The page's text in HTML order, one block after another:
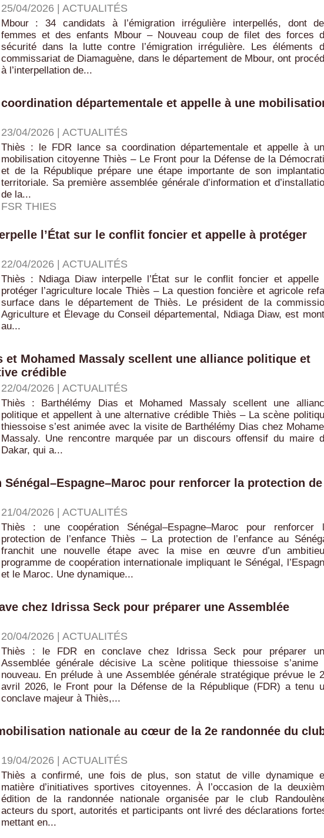
25/04/2026| ACTUALITÉS
Mbour : 34 candidats à l’émigration irrégulière interpellés, dont
femmes et des enfants Mbour – Nouveau coup de filet des forces
sécurité dans la lutte contre l’émigration irrégulière. Les éléments
commissariat de Diamaguène, dans le département de Mbour, ont
à l’interpellation de...
départementale et appelle à une
23/04/2026| ACTUALITÉS
Thiès : le FDR lance sa coordination départementale et appelle à
mobilisation citoyenne Thiès – Le Front pour la Défense de la
et de la République prépare une étape importante de son
territoriale. Sa première assemblée générale d’information et
de la...
FSR THIES
l’État sur le conflit foncier et appelle à protéger
22/04/2026| ACTUALITÉS
Thiès : Ndiaga Diaw interpelle l’État sur le conflit foncier et appelle
protéger l’agriculture locale Thiès – La question foncière et agricole
surface dans le département de Thiès. Le président de la
Agriculture et Élevage du Conseil départemental, Ndiaga Diaw, est
au...
et Mohamed Massaly scellent une alliance politique et
crédible
22/04/2026| ACTUALITÉS
Thiès : Barthélémy Dias et Mohamed Massaly scellent une
politique et appellent à une alternative crédible Thiès – La scène
thiessoise s’est animée avec la visite de Barthélémy Dias chez
Massaly. Une rencontre marquée par un discours offensif du maire
Dakar, qui a...
pour renforcer la protection de
21/04/2026| ACTUALITÉS
Thiès : une coopération Sénégal–Espagne–Maroc pour renforcer
protection de l’enfance Thiès – La protection de l’enfance au
franchit une nouvelle étape avec la mise en œuvre d’un
programme de coopération internationale impliquant le Sénégal,
et le Maroc. Une dynamique...
chez Idrissa Seck pour préparer une Assemblée
20/04/2026| ACTUALITÉS
Thiès : le FDR en conclave chez Idrissa Seck pour préparer
Assemblée générale décisive La scène politique thiessoise s’anime
nouveau. En prélude à une Assemblée générale stratégique prévue le
avril 2026, le Front pour la Défense de la République (FDR) a tenu
conclave majeur à Thiès,...
nationale au cœur de la 2e randonnée du
19/04/2026| ACTUALITÉS
Thiès a confirmé, une fois de plus, son statut de ville dynamique
matière d’initiatives sportives citoyennes. À l’occasion de la
édition de la randonnée nationale organisée par le club
acteurs du sport, autorités et participants ont livré des déclarations
mettant en...